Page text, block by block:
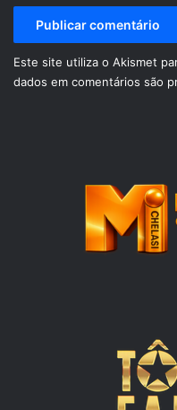
Este site utiliza o Akismet
dados em comentários são